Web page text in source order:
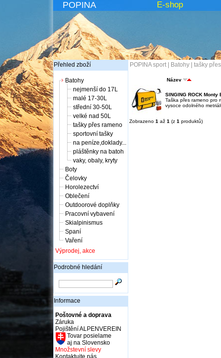
POPINA E-shop
Přehled zboží
Batohy
nejmenší do 17L
malé 17-30L
střední 30-50L
velké nad 50L
tašky přes rameno
sportovní tašky
na peníze,doklady...
pláštěnky na batoh
vaky, obaly, kryty
Boty
Čelovky
Horolezectví
Oblečení
Outdoorové doplňky
Pracovní vybavení
Skialpinismus
Spaní
Vaření
Výprodej, akce
Podrobné hledání
Informace
Poštovné a doprava
Záruka
Pojištění ALPENVEREIN
Tovar posielame
aj na Slovensko
Množstevní slevy
Kontaktujte nás
POPINA sport| Batohy| tašky
Název
SINGING ROCK Monty
Taška přes rameno pro
vysoce odolného
Zobrazeno 1 až 1 (z 1 produktů)